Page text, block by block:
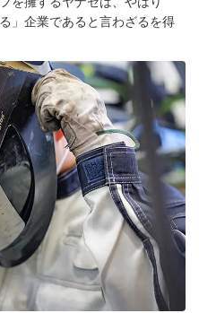
」企業であると言わざるを得